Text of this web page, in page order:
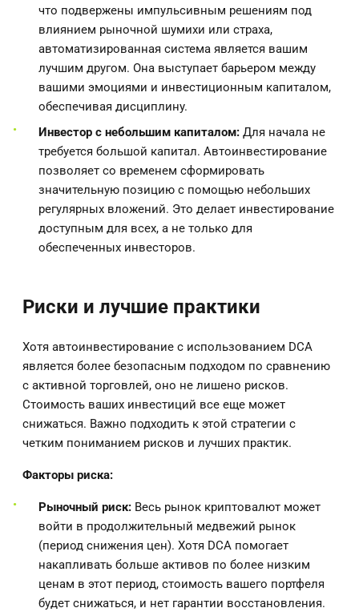
что подвержены импульсивным решениям под
влиянием рыночной шумихи или страха,
автоматизированная система является вашим
лучшим другом. Она выступает барьером между
вашими эмоциями и инвестиционным капиталом,
обеспечивая дисциплину.
Инвестор с небольшим капиталом: Для начала не
требуется большой капитал. Автоинвестирование
позволяет со временем сформировать
значительную позицию с помощью небольших
регулярных вложений. Это делает инвестирование
доступным для всех, а не только для
обеспеченных инвесторов.
Риски и лучшие практики
Хотя автоинвестирование с использованием DCA
является более безопасным подходом по сравнению
с активной торговлей, оно не лишено рисков.
Стоимость ваших инвестиций все еще может
снижаться. Важно подходить к этой стратегии с
четким пониманием рисков и лучших практик.
Факторы риска:
Рыночный риск: Весь рынок криптовалют может
войти в продолжительный медвежий рынок
(период снижения цен). Хотя DCA помогает
накапливать больше активов по более низким
ценам в этот период, стоимость вашего портфеля
будет снижаться, и нет гарантии восстановления.